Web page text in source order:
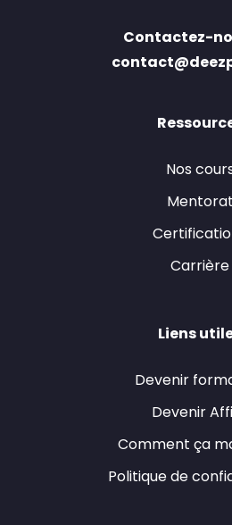
Contactez-
Nos
Mentorat
Carrière
Liens
Devenir
Devenir
Comment ça
Politique de